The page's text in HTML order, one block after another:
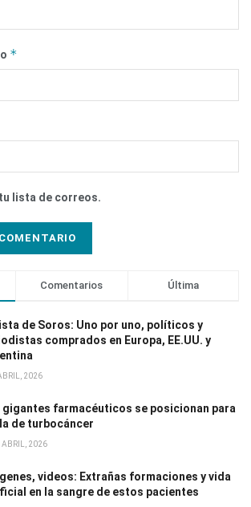
*
lista de correos.
Comentarios Última
de Soros: Uno por uno, políticos y
comprados en Europa, EE.UU. y
2026
gigantes farmacéuticos se posicionan para
de turbocáncer
ABRIL, 2026
videos: Extrañas formaciones y vida
en la sangre de estos pacientes